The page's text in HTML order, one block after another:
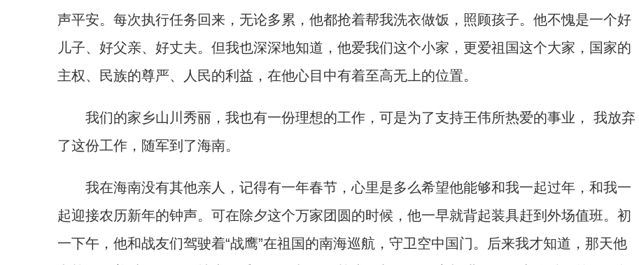
声平安。每次执行任务回来，无论多累，他都抢着帮我洗衣做饭，照顾孩子。他不愧是一个好
儿子、好父亲、好丈夫。但我也深深地知道，他爱我们这个小家，更爱祖国这个大家，国家的
主权、民族的尊严、人民的利益，在他心目中有着至高无上的位置。
我们的家乡山川秀丽，我也有一份理想的工作，可是为了支持王伟所热爱的事业， 我放弃
了这份工作，随军到了海南。
我在海南没有其他亲人，记得有一年春节，心里是多么希望他能够和我一起过年，和我一
起迎接农历新年的钟声。可在除夕这个万家团圆的时候，他一早就背起装具赶到外场值班。初
一下午，他和战友们驾驶着“战鹰”在祖国的南海巡航，守卫空中国门。后来我才知道，那天他